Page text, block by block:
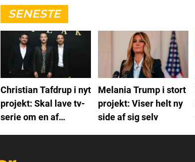
SENESTE
Christian Tafdrup i nyt
projekt: Skal lave tv-
serie om en af
Melania Trump i stort
projekt: Viser helt ny
side af sig selv